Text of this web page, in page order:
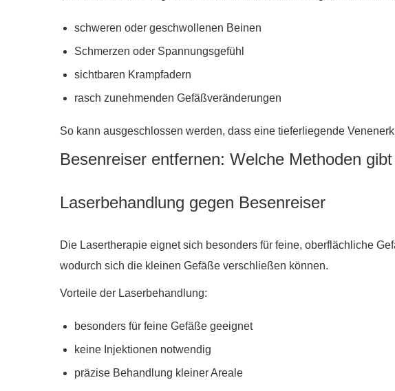
schweren oder geschwollenen Beinen
Schmerzen oder Spannungsgefühl
sichtbaren Krampfadern
rasch zunehmenden Gefäßveränderungen
So kann ausgeschlossen werden, dass eine tieferliegende
Besenreiser entfernen: Welche Methoden
Laserbehandlung gegen Besenreiser
Die Lasertherapie eignet sich besonders für feine, oberflächliche
wodurch sich die kleinen Gefäße verschließen können.
Vorteile der Laserbehandlung:
besonders für feine Gefäße geeignet
keine Injektionen notwendig
präzise Behandlung kleiner Areale